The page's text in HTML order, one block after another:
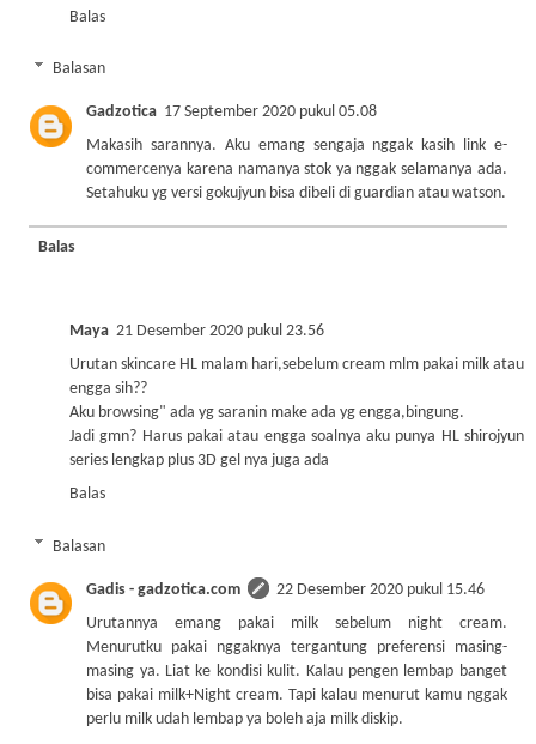
Balas
Balasan
Gadzotica 17 September 2020 pukul 05.08
Makasih sarannya. Aku emang sengaja nggak kasih link e-
commercenya karena namanya stok ya nggak selamanya ada.
Setahuku yg versi gokujyun bisa dibeli di guardian atau watson.
Balas
Maya 21 Desember 2020 pukul 23.56
Urutan skincare HL malam hari,sebelum cream mlm pakai milk atau
engga sih??
Aku browsing" ada yg saranin make ada yg engga,bingung.
Jadi gmn? Harus pakai atau engga soalnya aku punya HL shirojyun
series lengkap plus 3D gel nya juga ada
Balas
Balasan
Gadis - gadzotica.com
22 Desember 2020 pukul 15.46
Urutannya emang pakai milk sebelum night cream.
Menurutku pakai nggaknya tergantung preferensi masing-
masing ya. Liat ke kondisi kulit. Kalau pengen lembap banget
bisa pakai milk+Night cream. Tapi kalau menurut kamu nggak
perlu milk udah lembap ya boleh aja milk diskip.